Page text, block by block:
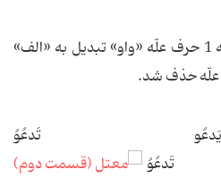
همان طور که دیدید در صیغه 1 حرف علّه «واو» تبدیل به «الف»
یَدعُو تَدعُوُ
تَدعُوُ